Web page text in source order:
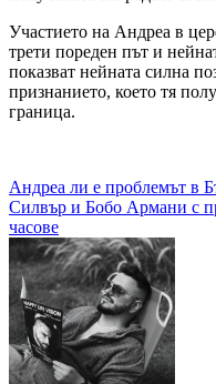
Участието на Андреа в
трети пореден път и
показват нейната силна
признанието, което тя
граница.
Навигация
Андреа ли е проблемът в
Силвър и Бобо Армани с
часове